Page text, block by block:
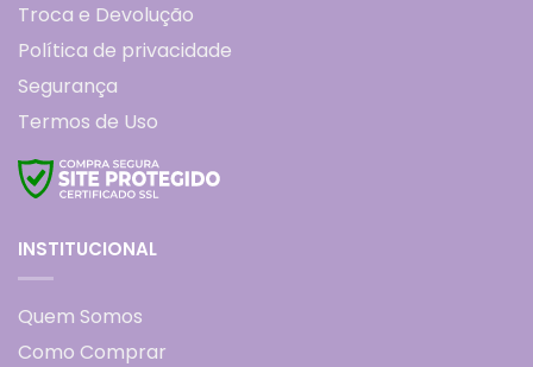
Troca e Devolução
Política de privacidade
Segurança
Termos de Uso
INSTITUCIONAL
Quem Somos
Como Comprar